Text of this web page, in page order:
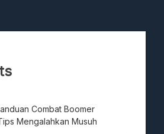
Combat Boomer
Mengalahkan Musuh